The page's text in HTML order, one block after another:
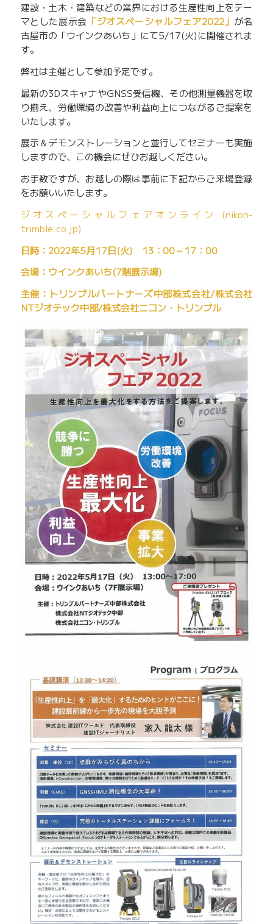
建設・土木・建築などの業界における生産性向上をテー
マとした展示会 「ジオスペーシャルフェア2022」 が名
古屋市の「ウインクあいち」にて5/17(火)に開催されま
す。
弊社は主催として参加予定です。
最新の3DスキャナやGNSS受信機、その他測量機器を取
り揃え、労働環境の改善や利益向上につながるご提案を
いたします。
展示＆デモンストレーションと並行してセミナーも実施
しますので、この機会にぜひお越しください。
お手数ですが、お越しの際は事前に下記からご来場登録
をお願いいたします。
ジオスペーシャルフェアオンライン (nikon-
trimble.co.jp)
日時：2022年5月17日(火) 13：00～17：00
会場：ウインクあいち(7階展示場)
主催：トリンブルパートナーズ中部株式会社/株式会社
NTジオテック中部/株式会社ニコン・トリンブル